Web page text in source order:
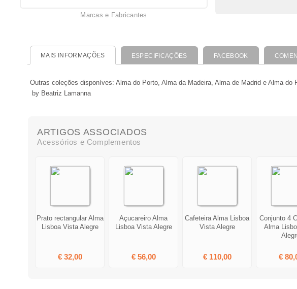
Marcas e Fabricantes
MAIS INFORMAÇÕES ESPECIFICAÇÕES FACEBOOK
Outras coleções disponíves: Alma do Porto, Alma da Madeira, Alma de Madrid e Alma do
by Beatriz Lamanna
ARTIGOS ASSOCIADOS
Acessórios e Complementos
Prato rectangular Alma
Lisboa Vista Alegre
€ 32,00
Açucareiro Alma
Lisboa Vista Alegre
€ 56,00
Cafeteira Alma Lisboa
Vista Alegre
€ 110,00
Conjunto 4
Alma
€